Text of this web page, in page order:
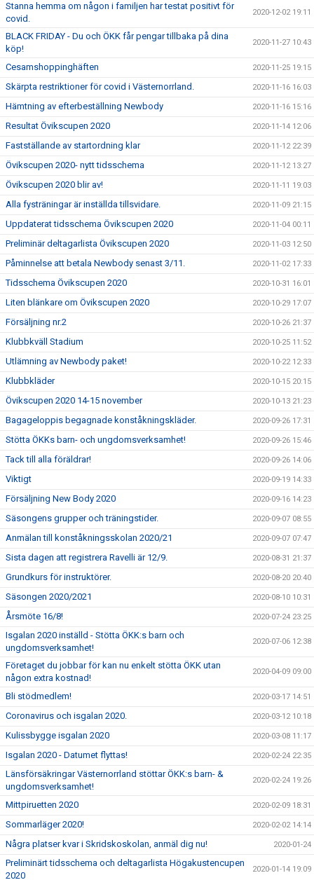
Stanna hemma om någon i familjen har testat positivt för
covid.
2020-12-02 19:11
BLACK FRIDAY - Du och ÖKK får pengar tillbaka på dina
köp!
2020-11-27 10:43
Cesamshoppinghäften 2020-11-25 19:15
Skärpta restriktioner för covid i Västernorrland. 2020-11-16 16:03
Hämtning av efterbeställning Newbody 2020-11-16 15:16
Resultat Övikscupen 2020 2020-11-14 12:06
Fastställande av startordning klar 2020-11-12 22:39
Övikscupen 2020- nytt tidsschema 2020-11-12 13:27
Övikscupen 2020 blir av! 2020-11-11 19:03
Alla fysträningar är inställda tillsvidare. 2020-11-09 21:15
Uppdaterat tidsschema Övikscupen 2020 2020-11-04 00:11
Preliminär deltagarlista Övikscupen 2020 2020-11-03 12:50
Påminnelse att betala Newbody senast 3/11. 2020-11-02 17:33
Tidsschema Övikscupen 2020 2020-10-31 16:01
Liten blänkare om Övikscupen 2020 2020-10-29 17:07
Försäljning nr.2 2020-10-26 21:37
Klubbkväll Stadium 2020-10-25 11:52
Utlämning av Newbody paket! 2020-10-22 12:33
Klubbkläder 2020-10-15 20:15
Övikscupen 2020 14-15 november 2020-10-13 21:23
Bagageloppis begagnade konståkningskläder. 2020-09-26 17:31
Stötta ÖKKs barn- och ungdomsverksamhet! 2020-09-26 15:46
Tack till alla föräldrar! 2020-09-26 14:06
Viktigt 2020-09-19 14:33
Försäljning New Body 2020 2020-09-16 14:23
Säsongens grupper och träningstider. 2020-09-07 08:55
Anmälan till konståkningsskolan 2020/21 2020-09-07 07:47
Sista dagen att registrera Ravelli är 12/9. 2020-08-31 21:37
Grundkurs för instruktörer. 2020-08-20 20:40
Säsongen 2020/2021 2020-08-10 10:31
Årsmöte 16/8! 2020-07-24 23:25
Isgalan 2020 inställd - Stötta ÖKK:s barn och
ungdomsverksamhet!
2020-07-06 12:38
Företaget du jobbar för kan nu enkelt stötta ÖKK utan
någon extra kostnad!
2020-04-09 09:00
Bli stödmedlem! 2020-03-17 14:51
Coronavirus och isgalan 2020. 2020-03-12 10:18
Kulissbygge isgalan 2020 2020-03-08 11:17
Isgalan 2020 - Datumet flyttas! 2020-02-24 22:35
Länsförsäkringar Västernorrland stöttar ÖKK:s barn- &
ungdomsverksamhet!
2020-02-24 19:26
Mittpiruetten 2020 2020-02-09 18:31
Sommarläger 2020! 2020-02-02 14:14
Några platser kvar i Skridskoskolan, anmäl dig nu! 2020-01-24
Preliminärt tidsschema och deltagarlista Högakustencupen
2020
2020-01-14 19:09